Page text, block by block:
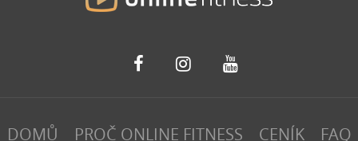
DOMŮ PROČ ONLINE FITNESS CENÍK FAQ